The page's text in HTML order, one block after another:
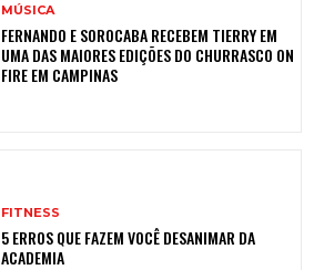
MÚSICA
FERNANDO E SOROCABA RECEBEM TIERRY EM
UMA DAS MAIORES EDIÇÕES DO CHURRASCO ON
FIRE EM CAMPINAS
FITNESS
5 ERROS QUE FAZEM VOCÊ DESANIMAR DA
ACADEMIA